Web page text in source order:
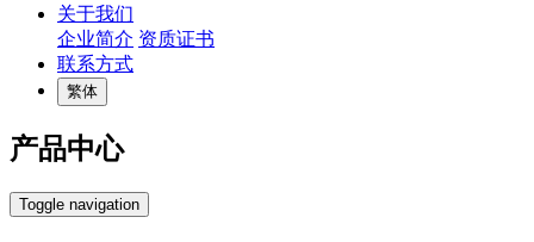
关于我们
企业简介 资质证书
联系方式
繁体
产品中心
Toggle navigation